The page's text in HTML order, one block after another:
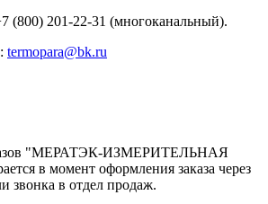
(800) 201-22-31 (многоканальный).
: termopara@bk.ru
"МЕРАТЭК-ИЗМЕРИТЕЛЬНАЯ
в момент оформления заказа через
звонка в отдел продаж.